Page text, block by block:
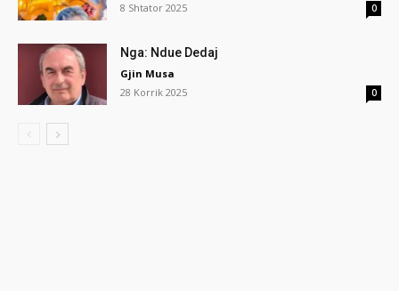
8 Shtator 2025
0
Nga: Ndue Dedaj
Gjin Musa
28 Korrik 2025
0